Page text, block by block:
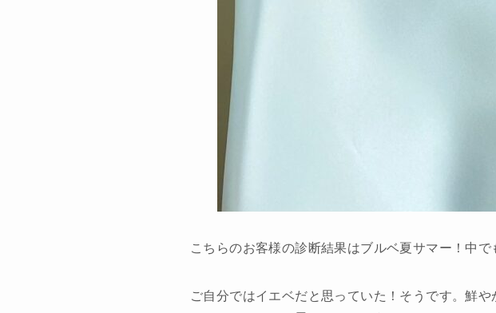
こちらのお客様の診断結果はブルベ夏サマー！中で
ご自分ではイエベだと思っていた！そうです。鮮